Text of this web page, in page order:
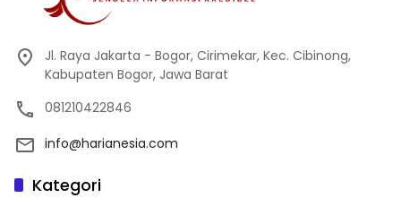
Jl. Raya Jakarta - Bogor, Cirimekar, Kec. Cibinong,
Kabupaten Bogor, Jawa Barat
081210422846
info@harianesia.com
Kategori